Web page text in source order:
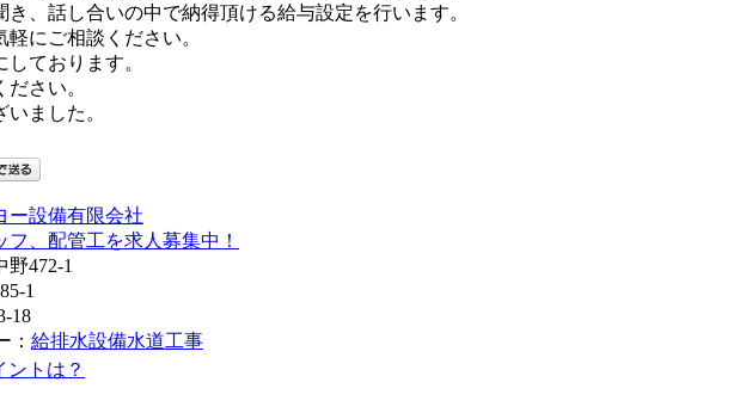
、話し合いの中で納得頂ける給与設定を行います。
にご相談ください。
ております。
さい。
ました。
ー設備有限会社
、配管工を求人募集中！
野472-1
1
18
： 給排水設備水道工事
ントは？